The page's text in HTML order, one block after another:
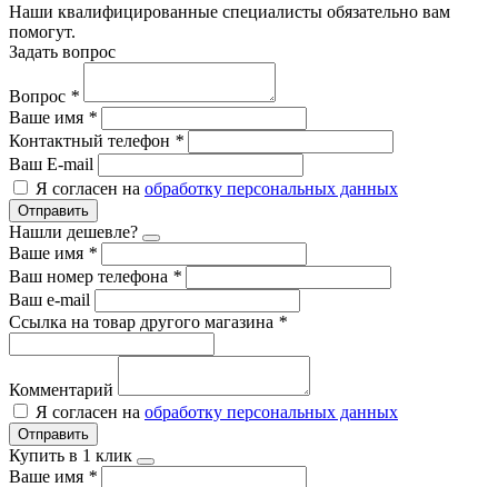
Наши квалифицированные специалисты обязательно вам
помогут.
Задать вопрос
Вопрос *
Ваше имя *
Контактный телефон *
Ваш E-mail
Я согласен на обработку персональных данных
Отправить
Нашли дешевле?
Ваше имя *
Ваш номер телефона *
Ваш e-mail
Ссылка на товар другого магазина *
Комментарий
Я согласен на обработку персональных данных
Отправить
Купить в 1 клик
Ваше имя *